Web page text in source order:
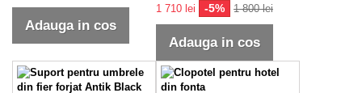
Adauga in cos
1 710 lei -5% 1 800 lei
Adauga in cos